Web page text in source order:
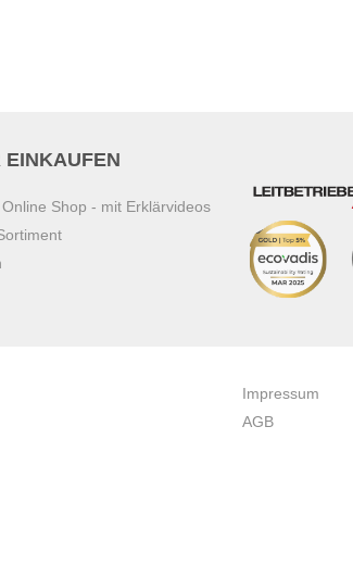
EINKAUFEN
Shop - mit Erklärvideos
Impressum
AGB